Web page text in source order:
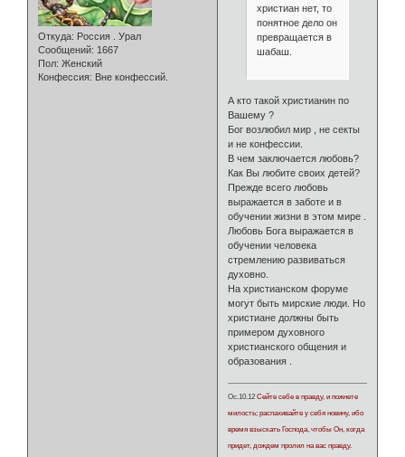
Откуда: Россия . Урал
Сообщений: 1667
Пол: Женский
Конфессия: Вне конфессий.
христиан нет, то
понятное дело он
превращается в
шабаш.
А кто такой христианин по
Вашему ?
Бог возлюбил мир , не секты
и не конфессии.
В чем заключается любовь?
Как Вы любите своих детей?
Прежде всего любовь
выражается в заботе и в
обучении жизни в этом мире .
Любовь Бога выражается в
обучении человека
стремлению развиваться
духовно.
На христианском форуме
могут быть мирские люди. Но
христиане должны быть
примером духовного
христианского общения и
образования .
Ос.10.12Сейте себе в правду, и пожнете
милость; распахивайте у себя новину, ибо
время взыскать Господа, чтобы Он, когда
придет, дождем пролил на вас правду.